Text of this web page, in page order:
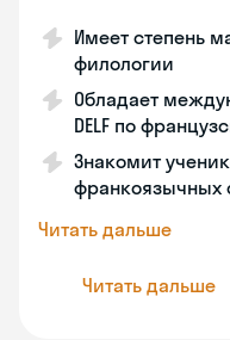
Имеет степень
филологии
Обладает
DELF по
Знакомит
франкоязычных
Читать дальше
Читать дальше